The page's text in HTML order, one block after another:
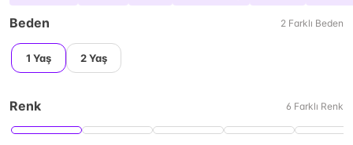
Beden 2 Farklı Beden
1 Yaş 2 Yaş
Renk 6 Farklı Renk